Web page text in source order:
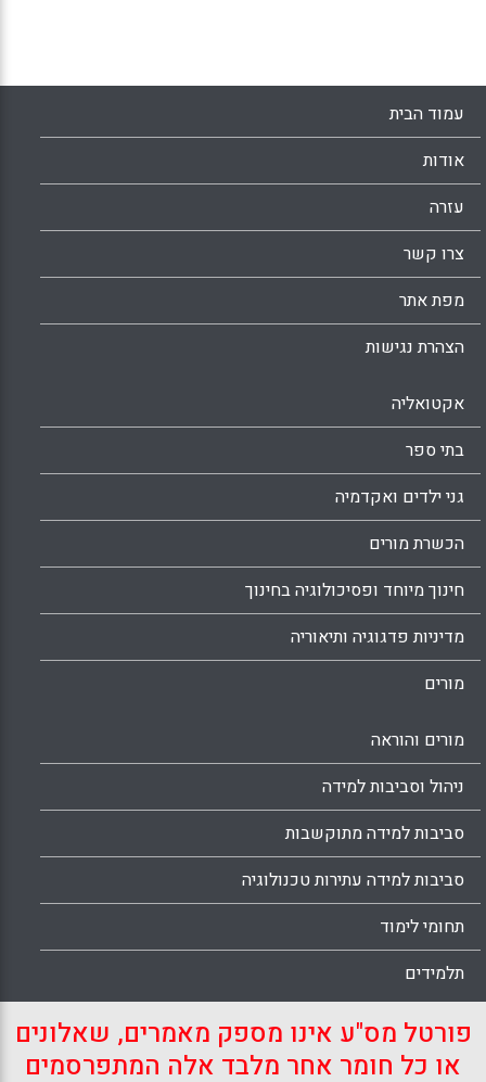
סביבות נוספות שהופכות את האינטרנט לסביבה
מתואמת אישית.עמוד הבית
אודות
עזרה
צרו קשר
מפת אתר
הצהרת נגישות
אקטואליה
בתי ספר
גני ילדים ואקדמיה
הכשרת מורים
חינוך מיוחד ופסיכולוגיה בחינוך
מדיניות פדגוגיה ותיאוריה
מורים
מורים והוראה
ניהול וסביבות למידה
סביבות למידה מתוקשבות
סביבות למידה עתירות טכנולוגיה
תחומי לימוד
תלמידים
פורטל מס"ע אינו מספק מאמרים, שאלונים
או כל חומר אחר מלבד אלה המתפרסמים